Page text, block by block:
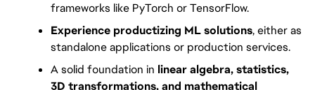
frameworks like PyTorch or TensorFlow.
Experience productizing ML solutions, either as
standalone applications or production services.
A solid foundation in linear algebra, statistics,
3D transformations, and mathematical